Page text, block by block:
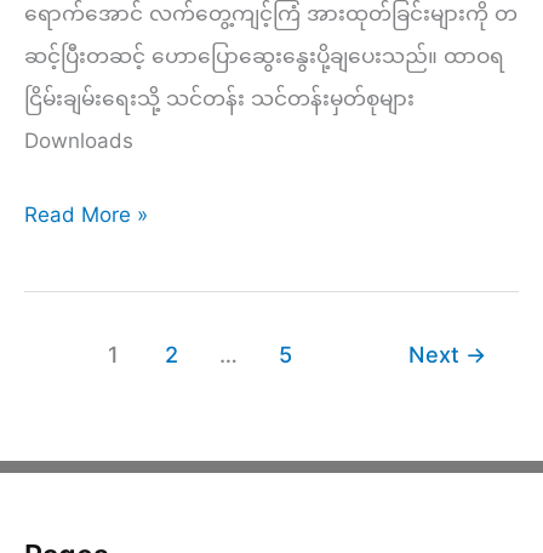
(၁၈)
ရောက်အောင် လက်တွေ့ကျင့်ကြံ အားထုတ်ခြင်းများကို တ
ဆင့်ပြီးတဆင့် ဟောပြောဆွေးနွေးပို့ချပေးသည်။ ထာဝရ
ငြိမ်းချမ်းရေးသို့ သင်တန်း သင်တန်းမှတ်စုများ
Downloads
ထာဝရ
ရေး
ဝိပဿနာ
Read More »
1 2 … 5 Next →